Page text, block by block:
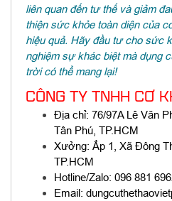
liên quan đến tư thế và giảm
thiện sức khỏe toàn diện của
hiệu quả. Hãy đầu tư cho sức
nghiệm sự khác biệt mà dụng
trời có thể mang lại!
CÔNG TY TNHH CƠ
Địa chỉ: 76/97A Lê Văn
Tân Phú, TP.HCM
Xưởng: Ấp 1, Xã Đông
TP.HCM
Hotline/Zalo: 096 881
Email: